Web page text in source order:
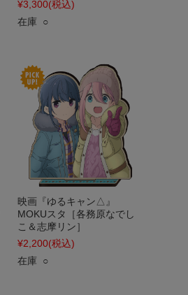
¥3,300(税込)
在庫 ○
映画『ゆるキャン△』
MOKUスタ［各務原なでし
こ＆志摩リン］
¥2,200(税込)
在庫 ○